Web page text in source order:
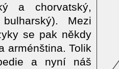
a chorvatský,
Mezi
se pak někdy
arménština. Tolik
a nyní náš